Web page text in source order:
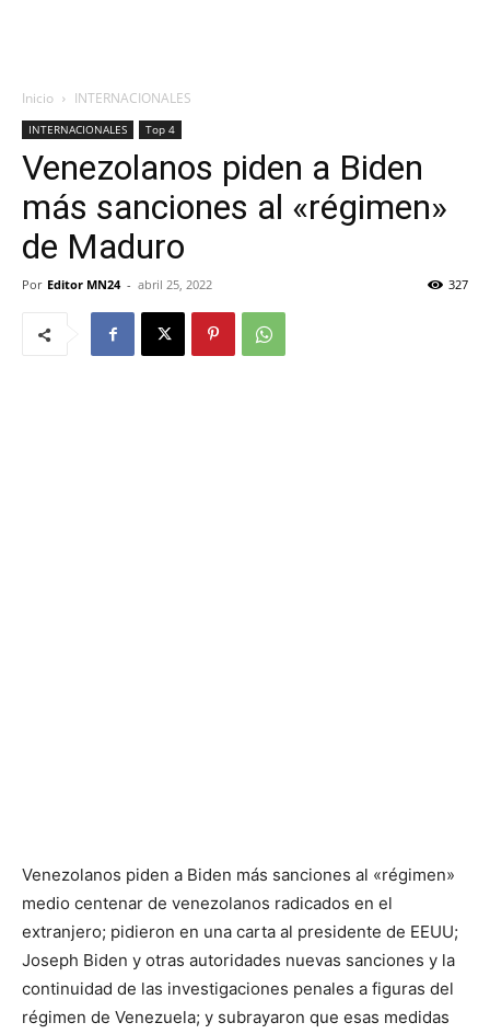
Inicio INTERNACIONALES
INTERNACIONALES Top 4
Venezolanos piden a Biden
más sanciones al «régimen»
de Maduro
Por Editor MN24 - abril 25, 2022 327
Venezolanos piden a Biden más sanciones al «régimen»
medio centenar de venezolanos radicados en el
extranjero; pidieron en una carta al presidente de EEUU;
Joseph Biden y otras autoridades nuevas sanciones y la
continuidad de las investigaciones penales a figuras del
régimen de Venezuela; y subrayaron que esas medidas